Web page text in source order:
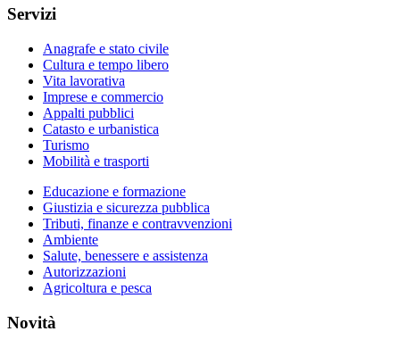
Servizi
Anagrafe e stato civile
Cultura e tempo libero
Vita lavorativa
Imprese e commercio
Appalti pubblici
Catasto e urbanistica
Turismo
Mobilità e trasporti
Educazione e formazione
Giustizia e sicurezza pubblica
Tributi, finanze e contravvenzioni
Ambiente
Salute, benessere e assistenza
Autorizzazioni
Agricoltura e pesca
Novità